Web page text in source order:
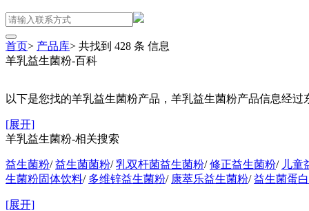
首页> 产品库> 共找到 428 条 信息
羊乳益生菌粉-百科
以下是您找的羊乳益生菌粉产品，羊乳益生菌粉产品信息经
[展开]
羊乳益生菌粉-相关搜索
益生菌粉/ 益生菌菌粉/ 乳双杆菌益生菌粉/ 修正益生菌粉/ 儿童
生菌粉固体饮料/ 多维锌益生菌粉/ 康萃乐益生菌粉/ 益生菌蛋
[展开]